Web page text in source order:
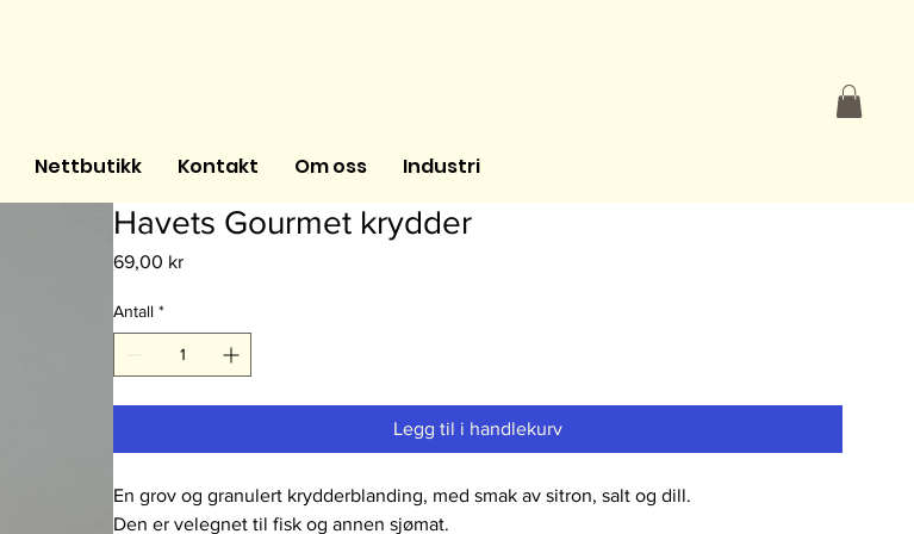
Nettbutikk Kontakt Om oss Industri
Havets Gourmet krydder
69,00 krPris
Antall *
Legg til i handlekurv
En grov og granulert krydderblanding, med smak av sitron, salt og dill.
Den er velegnet til fisk og annen sjømat.